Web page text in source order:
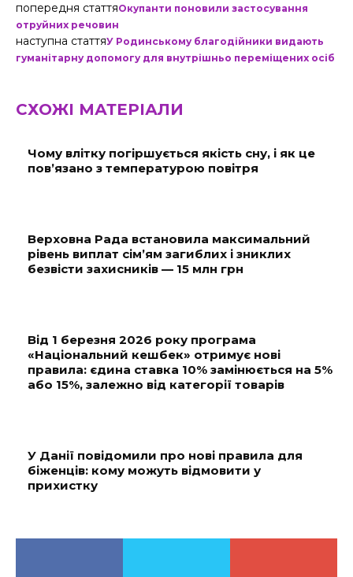
попередня статтяОкупанти поновили застосування
отруйних речовин
наступна статтяУ Родинському благодійники видають
гуманітарну допомогу для внутрішньо переміщених осіб
СХОЖІ МАТЕРІАЛИ
Чому влітку погіршується якість сну, і як це
пов’язано з температурою повітря
Верховна Рада встановила максимальний
рівень виплат сім’ям загиблих і зниклих
безвісти захисників — 15 млн грн
Від 1 березня 2026 року програма
«Національний кешбек» отримує нові
правила: єдина ставка 10% замінюється на 5%
або 15%, залежно від категорії товарів
У Данії повідомили про нові правила для
біженців: кому можуть відмовити у
прихистку